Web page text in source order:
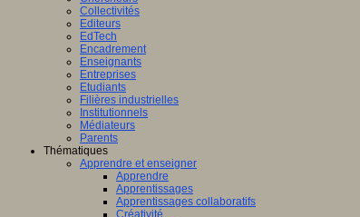
Collectivités
Editeurs
EdTech
Encadrement
Enseignants
Entreprises
Etudiants
Filières industrielles
Institutionnels
Médiateurs
Parents
Thématiques
Apprendre et enseigner
Apprendre
Apprentissages
Apprentissages collaboratifs
Créativité